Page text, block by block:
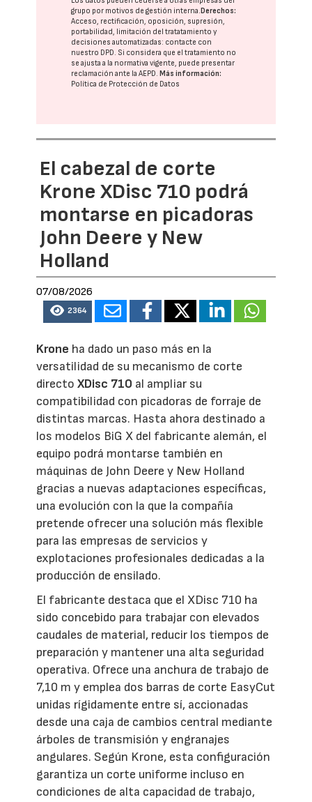
grupo por motivos de gestión interna.Derechos:
Acceso, rectificación, oposición, supresión,
portabilidad, limitación del tratatamiento y
decisiones automatizadas: contacte con
nuestro DPD. Si considera que el tratamiento no
se ajusta a la normativa vigente, puede presentar
reclamación ante laAEPD.Más información:
Política de Protección de Datos
El cabezal de corte
Krone XDisc 710 podrá
montarse en picadoras
John Deere y New
Holland
07/08/2026
2364
Krone ha dado un paso más en la
versatilidad de su mecanismo de corte
directoXDisc 710 al ampliar su
compatibilidad con picadoras de forraje de
distintas marcas. Hasta ahora destinado a
los modelos BiG X del fabricante alemán, el
equipo podrá montarse también en
máquinas de John Deere y New Holland
gracias a nuevas adaptaciones específicas,
una evolución con la que la compañía
pretende ofrecer una solución más flexible
para las empresas de servicios y
explotaciones profesionales dedicadas a la
producción de ensilado.
El fabricante destaca que el XDisc 710 ha
sido concebido para trabajar con elevados
caudales de material, reducir los tiempos de
preparación y mantener una alta seguridad
operativa. Ofrece una anchura de trabajo de
7,10 m y emplea dos barras de corte EasyCut
unidas rígidamente entre sí, accionadas
desde una caja de cambios central mediante
árboles de transmisión y engranajes
angulares. Según Krone, esta configuración
garantiza un corte uniforme incluso en
condiciones de alta capacidad de trabajo,